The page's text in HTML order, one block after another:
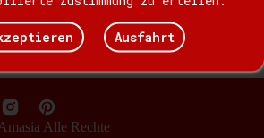
Alle Rechte
Ausfahrt